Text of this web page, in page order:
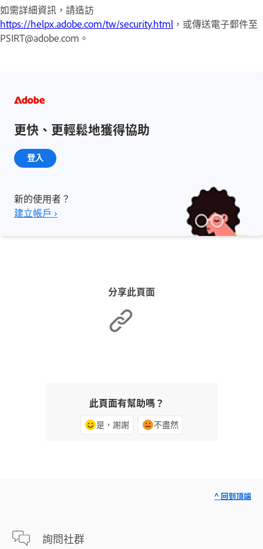
如需詳細資訊，請造訪
https://helpx.adobe.com/tw/security.html ，或傳送電子郵件至
PSIRT@adobe.com。
更快、更輕鬆地獲得協助
登入
新的使用者？
建立帳戶 ›
分享此頁面
此頁面有幫助嗎？
是，謝謝 不盡然
詢問社群
^ 回到頂端